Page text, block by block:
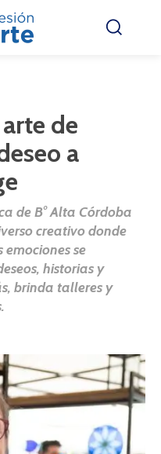
de
a
de B° Alta Córdoba
creativo donde
se
historias y
brinda talleres y